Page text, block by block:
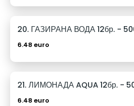
20. ГАЗИРАНА ВОДА 12бр. -
6.48 euro
21. ЛИМОНАДА AQUA 12бр. -
6.48 euro